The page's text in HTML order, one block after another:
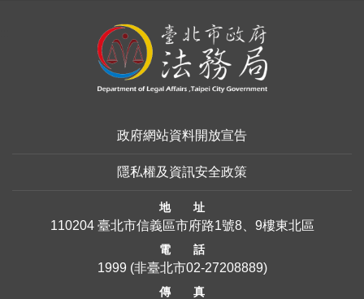
政府網站資料開放宣告
隱私權及資訊安全政策
地 址
110204 臺北市信義區市府路1號8、9樓東北區
電 話
1999 (非臺北市02-27208889)
傳 真